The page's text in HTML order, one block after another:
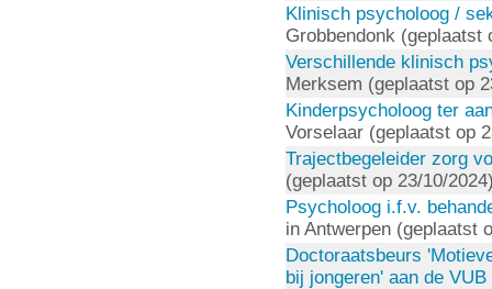
Klinisch psycholoog /
Grobbendonk (geplaatst
Verschillende klinisch
Merksem (geplaatst op
Kinderpsycholoog ter
Vorselaar (geplaatst op
Trajectbegeleider zorg
(geplaatst op 23/10/
Psycholoog i.f.v.
in Antwerpen (geplaatst
Doctoraatsbeurs
bij jongeren' aan de VUB